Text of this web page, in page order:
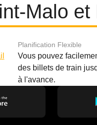
Malo et
Planification Flexible
Vous pouvez
des billets de train
à l'avance.